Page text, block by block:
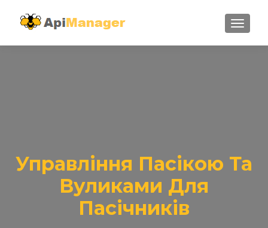
Управління Пасікою Та
Вуликами Для
Пасічників